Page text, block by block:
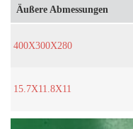
Äußere Abmessungen
400X300X280
15.7X11.8X11